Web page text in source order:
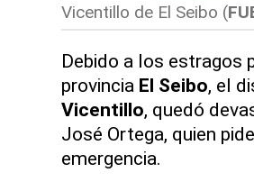
Vicentillo de El Seibo (
Debido a los estragos
provincia El Seibo, el
Vicentillo, quedó
José Ortega, quien
emergencia.